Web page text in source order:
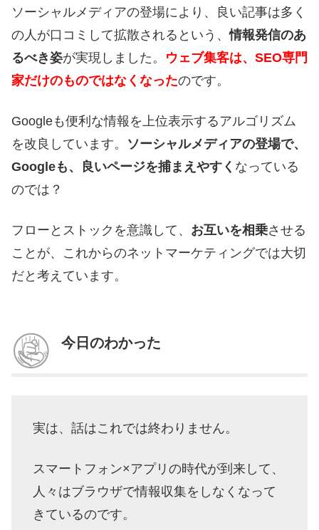
ソーシャルメディアの登場により、良い記事は多く
の人が口コミして拡散されるという、情報発信のあ
るべき姿が実現しました。 ウェブ集客は、SEO専門
家だけのものではなくなったのです。
Googleも便利な情報を上位表示するアルゴリズム
を改良しています。 ソーシャルメディアの登場で、
Googleも、良いページを捕まえやすく なっている
のでは？
フローとストックを意識して、 お互いを相乗させる
ことが、これからのネットマーケティングでは大切
だと考えています。
今日のわかった
実は、話はこれでは終わりません。
スマートフォン×アプリの時代が到来して、
人々はブラウザで情報収集をしなくなって
きているのです。